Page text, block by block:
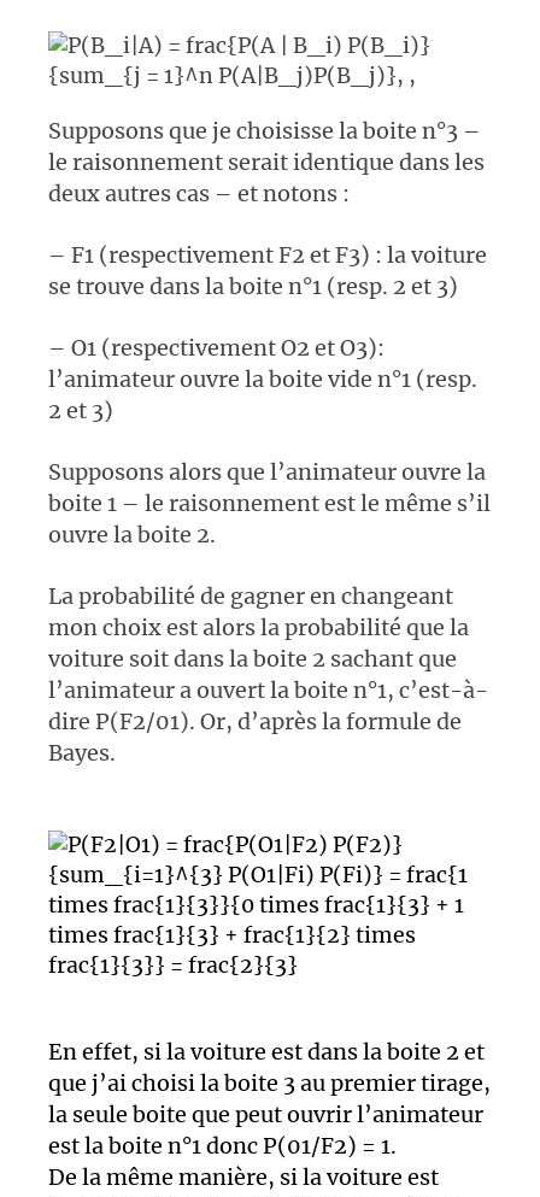
Supposons que je choisisse la boite n°3 –
le raisonnement serait identique dans les
deux autres cas – et notons :
– F1 (respectivement F2 et F3) : la voiture
se trouve dans la boite n°1 (resp. 2 et 3)
– O1 (respectivement O2 et O3):
l’animateur ouvre la boite vide n°1 (resp.
2 et 3)
Supposons alors que l’animateur ouvre la
boite 1 – le raisonnement est le même s’il
ouvre la boite 2.
La probabilité de gagner en changeant
mon choix est alors la probabilité que la
voiture soit dans la boite 2 sachant que
l’animateur a ouvert la boite n°1, c’est-à-
dire P(F2/01). Or, d’après la formule de
Bayes.
En effet, si la voiture est dans la boite 2 et
que j’ai choisi la boite 3 au premier tirage,
la seule boite que peut ouvrir l’animateur
est la boite n°1 donc P(01/F2) = 1.
De la même manière, si la voiture est